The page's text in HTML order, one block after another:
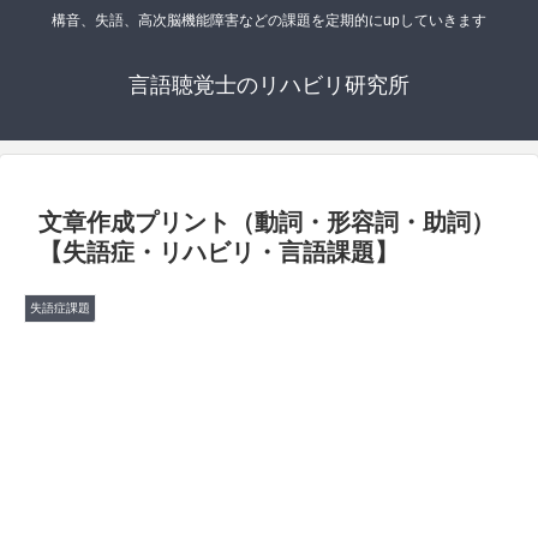
構音、失語、高次脳機能障害などの課題を定期的にupしていきます
言語聴覚士のリハビリ研究所
文章作成プリント（動詞・形容詞・助詞）
【失語症・リハビリ・言語課題】
失語症課題